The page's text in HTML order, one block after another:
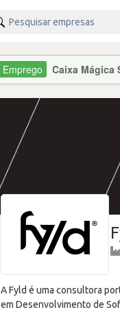
Caixa Mágica
A Fyld é uma consultora
em Desenvolvimento de